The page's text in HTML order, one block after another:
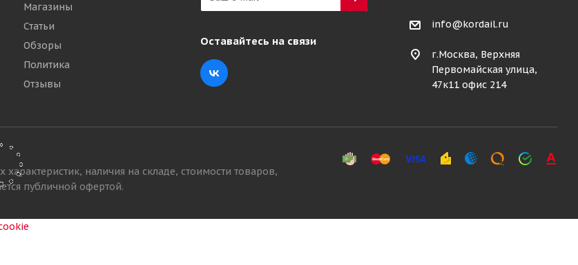
Магазины
Статьи
Обзоры
Политика
Отзывы
Оставайтесь на связи
info@kordail.ru
г.Москва, Верхняя
Первомайская улица,
47к11 офис 214
наличия на складе, стоимости товаров,
публичной офертой.